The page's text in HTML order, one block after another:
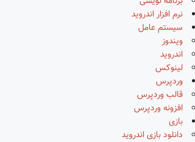
نرم افزار اندروید
سیستم عامل
ویندوز
اندروید
لینوکس
وردپرس
قالب وردپرس
افزونه وردپرس
بازی
دانلود بازی اندروید